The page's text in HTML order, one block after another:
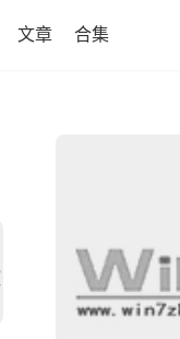
文章 合集